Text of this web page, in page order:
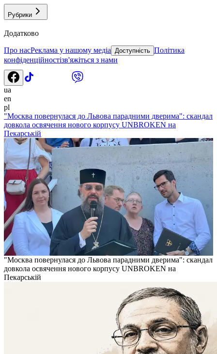
Рубрики
Додатково
Про насРеклама у нашому медіа Доступність Політика
конфіденційностізв'яжіться з нами
ua
en
pl
"Москва повернулася до Львова парадними дверима": скандал
довкола освячення нового корпусу UNBROKEN на
Пекарській
"Москва повернулася до Львова парадними дверима": скандал
довкола освячення нового корпусу UNBROKEN на
Пекарській